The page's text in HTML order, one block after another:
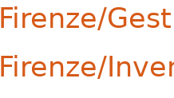
Firenze/
Firenze/